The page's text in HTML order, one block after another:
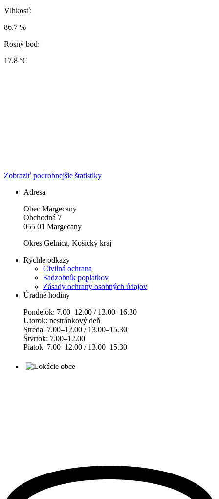
Vlhkosť:
86.7 %
Rosný bod:
17.8 °C
Zobraziť podrobnejšie štatistiky
Adresa
Obec Margecany
Obchodná 7
055 01 Margecany
Okres Gelnica, Košický kraj
Rýchle odkazy
Civilná ochrana
Sadzobník poplatkov
Zásady ochrany osobných údajov
Úradné hodiny
Pondelok: 7.00–12.00 / 13.00–16.30
Utorok: nestránkový deň
Streda: 7.00–12.00 / 13.00–15.30
Štvrtok: 7.00–12.00
Piatok: 7.00–12.00 / 13.00–15.30